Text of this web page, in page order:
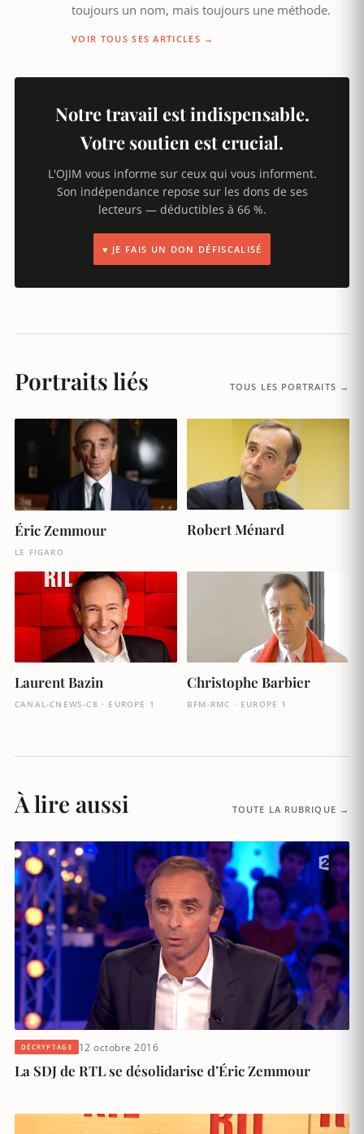
toujours un nom, mais toujours une méthode.
VOIR TOUS SES ARTICLES →
Notre travail est indispensable.
Votre soutien est crucial.
L'OJIM vous informe sur ceux qui vous informent.
Son indépendance repose sur les dons de ses
lecteurs — déductibles à 66 %.
♥ JE FAIS UN DON DÉFISCALISÉ
Portraits liés TOUS LES PORTRAITS →
Éric Zemmour
LE FIGARO
Robert Ménard
Laurent Bazin
CANAL-CNEWS-C8 · EUROPE 1
Christophe Barbier
BFM-RMC · EUROPE 1
À lire aussi TOUTE LA RUBRIQUE →
DÉCRYPTAGE 12 octobre 2016
La SDJ de RTL se désolidarise d’Éric Zemmour